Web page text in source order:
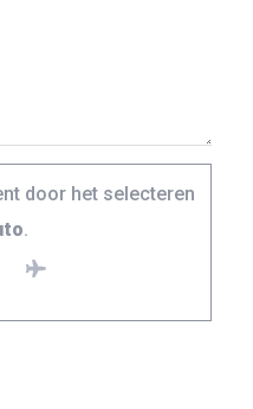
door het selecteren
.